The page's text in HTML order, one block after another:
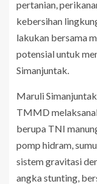
pertanian,
kebersihan
lakukan bersama
potensial untuk
Simanjuntak.
Maruli
TMMD
berupa TNI
pomp hidram,
sistem gravitasi
angka stunting,